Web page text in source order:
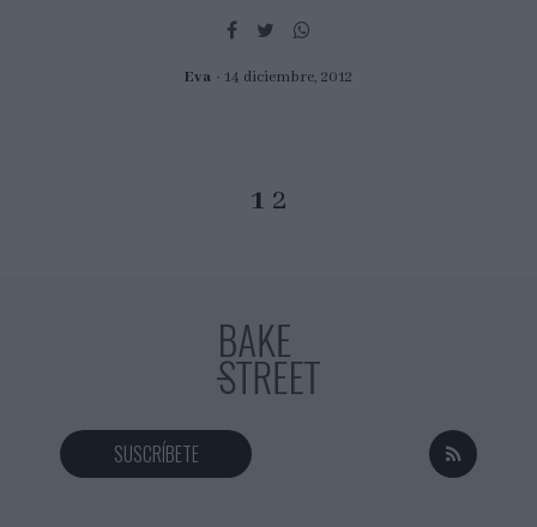
Eva 14 diciembre, 2012
1 2
SUSCRÍBETE